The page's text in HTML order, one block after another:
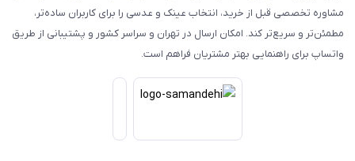
مشاوره تخصصی قبل از خرید، انتخاب عینک و عدسی را برای کاربران ساده‌تر،
مطمئن‌تر و سریع‌تر کند. امکان ارسال در تهران و سراسر کشور و پشتیبانی از طریق
واتساپ برای راهنمایی بهتر مشتریان فراهم است.